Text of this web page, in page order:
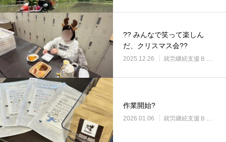
?? みんなで笑って楽しん
だ、クリスマス会??
2025.12.26 就労継続支援Ｂ型・ニコプレイス
作業開始?
2026.01.06 就労継続支援Ｂ型・ニコプレイス